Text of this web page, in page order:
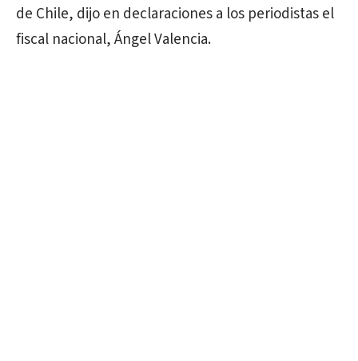
de Chile, dijo en declaraciones a los periodistas el
fiscal nacional, Ángel Valencia.